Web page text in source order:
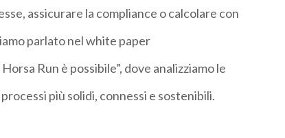
assicurare la compliance o calcolare con
parlato nel white paper
Run è possibile”, dove analizziamo le
più solidi, connessi e sostenibili.